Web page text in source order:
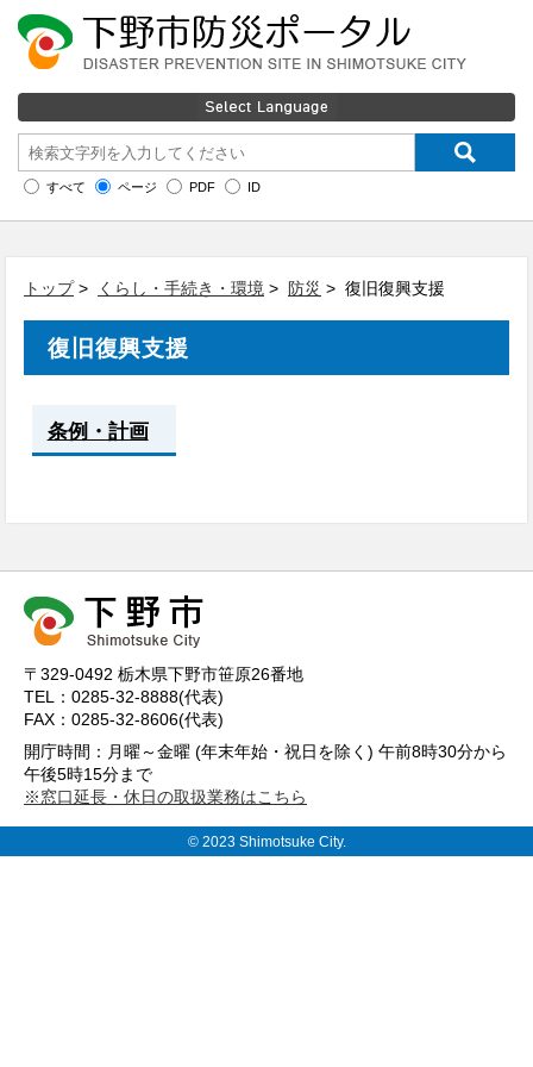
すべて ページ PDF ID
トップ> くらし・手続き・環境 > 防災 > 復旧復興支援
復旧復興支援
条例・計画
〒329-0492 栃木県下野市笹原26番地
TEL：0285-32-8888(代表)
FAX：0285-32-8606(代表)
開庁時間：月曜～金曜 (年末年始・祝日を除く) 午前8時30分から
午後5時15分まで
※窓口延長・休日の取扱業務はこちら
© 2023 Shimotsuke City.